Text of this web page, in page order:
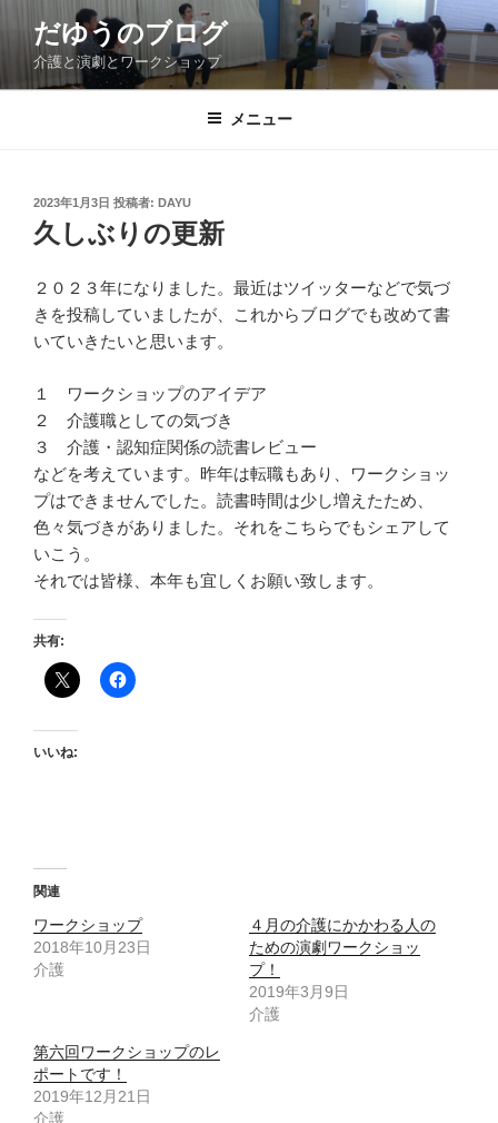
ン
だゆうのブログ
介護と演劇とワークショップ
メニュー
投
稿
日:
2023年1月3日 投稿者: DAYU
久しぶりの更新
２０２３年になりました。最近はツイッターなどで気づ
きを投稿していましたが、これからブログでも改めて書
いていきたいと思います。
１ ワークショップのアイデア
２ 介護職としての気づき
３ 介護・認知症関係の読書レビュー
などを考えています。昨年は転職もあり、ワークショッ
プはできませんでした。読書時間は少し増えたため、
色々気づきがありました。それをこちらでもシェアして
いこう。
それでは皆様、本年も宜しくお願い致します。
共有:
いいね:
関連
ワークショップ
2018年10月23日
介護
４月の介護にかかわる人の
ための演劇ワークショッ
プ！
2019年3月9日
介護
第六回ワークショップのレ
ポートです！
2019年12月21日
介護